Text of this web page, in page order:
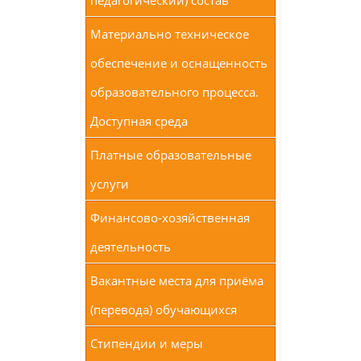
Материально техническое
обеспечение и оснащенность
образовательного процесса.
Доступная среда
Платные образовательные
услуги
Финансово-хозяйственная
деятельность
Вакантные места для приёма
(перевода) обучающихся
Стипендии и меры